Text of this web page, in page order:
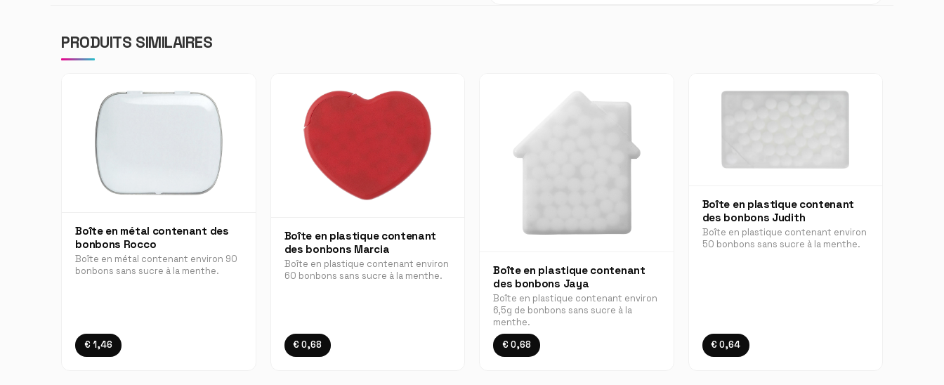
PRODUITS SIMILAIRES
Boîte en métal contenant des
bonbons Rocco
Boîte en métal contenant environ 90
bonbons sans sucre à la menthe.
€ 1,46
Boîte en plastique contenant
des bonbons Marcia
Boîte en plastique contenant environ
60 bonbons sans sucre à la menthe.
€ 0,68
Boîte en plastique contenant
des bonbons Jaya
Boîte en plastique contenant environ
6,5g de bonbons sans sucre à la
menthe.
€ 0,68
Boîte en plastique contenant
des bonbons Judith
Boîte en plastique contenant environ
50 bonbons sans sucre à la menthe.
€ 0,64